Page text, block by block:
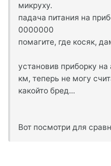
микруху.
падача питания на
0000000
помагите, где косяк,
установив приборку на
км, теперь не могу
какойто бред...
Вот посмотри для